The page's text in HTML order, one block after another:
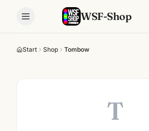
WSF-Shop
Start Shop Tombow
T